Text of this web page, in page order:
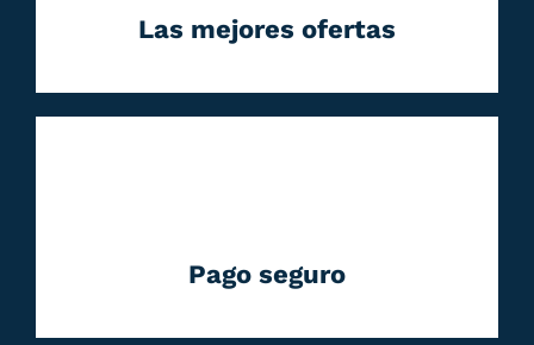
Las mejores ofertas
Pago seguro